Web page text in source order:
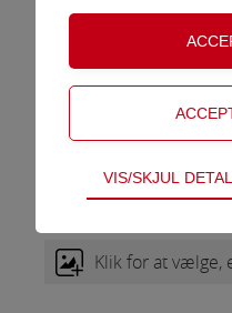
Statuetterne kan
med gravering på en
guldplade på soklen,
dem til en unik og
Upload eget logo
Klik for at
Teknisk
Tekniske cookies er
adgangskontrol samt
ikke fravælges.
VIS/SKJUL